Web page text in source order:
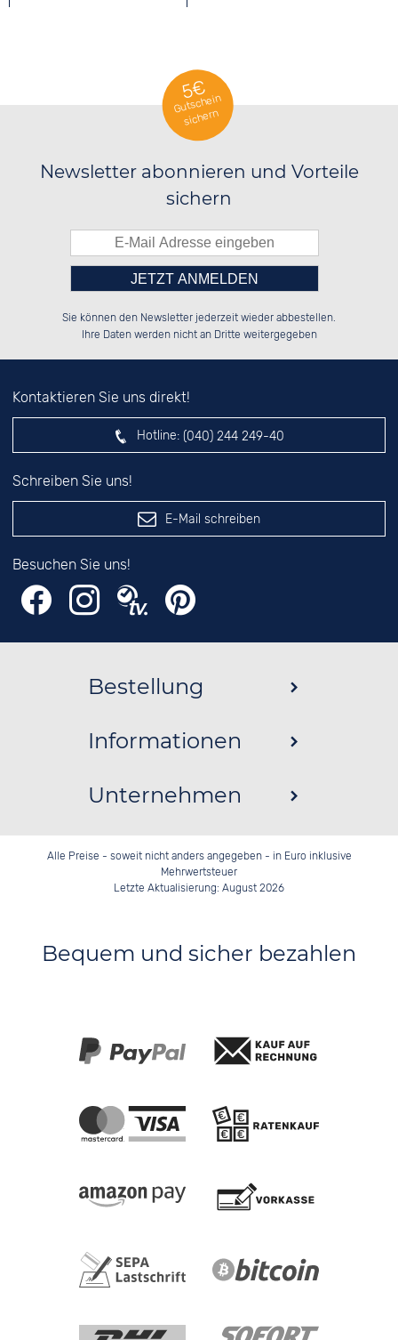
5€
Gutschein
sichern
Newsletter abonnieren und Vorteile
sichern
░░░░██░░██░░██░░██░░░░░░██░░░░░░
░░████░░██████░░██████░░██████░░
░░░░██░░░░░░██░░██░░██░░██░░██░░
Bitte tragen Sie die Zahl in
das nebenstehende Feld ein.
Sie können den Newsletter jederzeit wieder abbestellen.
Ihre Daten werden nicht an Dritte weitergegeben
Kontaktieren Sie uns direkt!
Hotline: (040) 244 249-40
Schreiben Sie uns!
E-Mail schreiben
Besuchen Sie uns!
Bestellung
Informationen
Unternehmen
Alle Preise - soweit nicht anders angegeben - in Euro inklusive
Mehrwertsteuer
Letzte Aktualisierung: August 2026
Bequem und sicher bezahlen